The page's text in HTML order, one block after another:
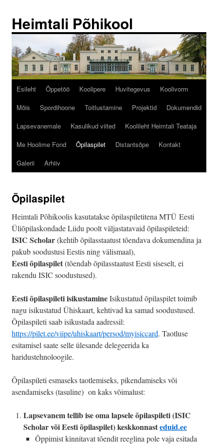
juurde
Heimtali Põhikool
Esileht Õppetöö Koolipere Huvitegevus
Koolivorm
Mõis
Spordihoone Toitlustamine Projektid
Dokumendid
Lapsevanemale
Kasulikud viited
Koolileht Heimtali Teataja
Me Hoolime Fond
Õpilaspilet Distantsõpe
Kontakt
Galerii
Arhiiv
Õpilaspilet
Heimtali Põhikoolis kasutatakse õpilaspiletitena MTÜ Eesti
Üliõpilaskondade Liidu poolt väljastatavaid õpilaspileteid:
ISIC Scholar(kehtib õpilasstaatust tõendava dokumendina ja
pakub soodustusi Eestis ning välismaal),
Eesti õpilaspilet(tõendab õpilasstaatust Eesti siseselt, ei
rakendu ISIC soodustused).
Eesti õpilaspileti isikustamineIsikustatud õpilaspilet toimib
nagu isikustatud Ühiskaart, kehtivad ka samad soodustused.
Õpilaspileti saab isikustada aadressil:
https://pilet.ee/viipe/uhiskaart/persod/myisiccard. Taotluse
esitamisel saate selle ülesande delegeerida ka
haridustehnoloogile.
Õpilaspileti esmaseks taotlemiseks, pikendamiseks või
asendamiseks (tasuline) on kaks võimalust:
Lapsevanem tellib ise oma lapsele õpilaspileti (ISIC
Scholar või Eesti õpilaspilet) keskkonnasteduid.ee
Õppimist kinnitavat tõendit reeglina pole vaja esitada